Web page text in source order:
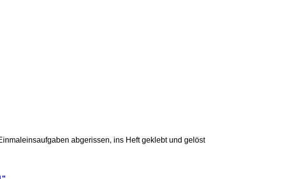
abgerissen, ins Heft geklebt und gelöst